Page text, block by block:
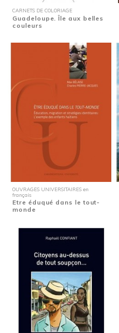
CARNETS DE COLORIAGE
Guadeloupe. Île aux belles
couleurs
OUVRAGES UNIVERSITAIRES en
français
Etre éduqué dans le tout-
monde